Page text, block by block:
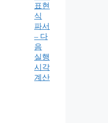
표현
식
파서
– 다
음
실행
시각
계산